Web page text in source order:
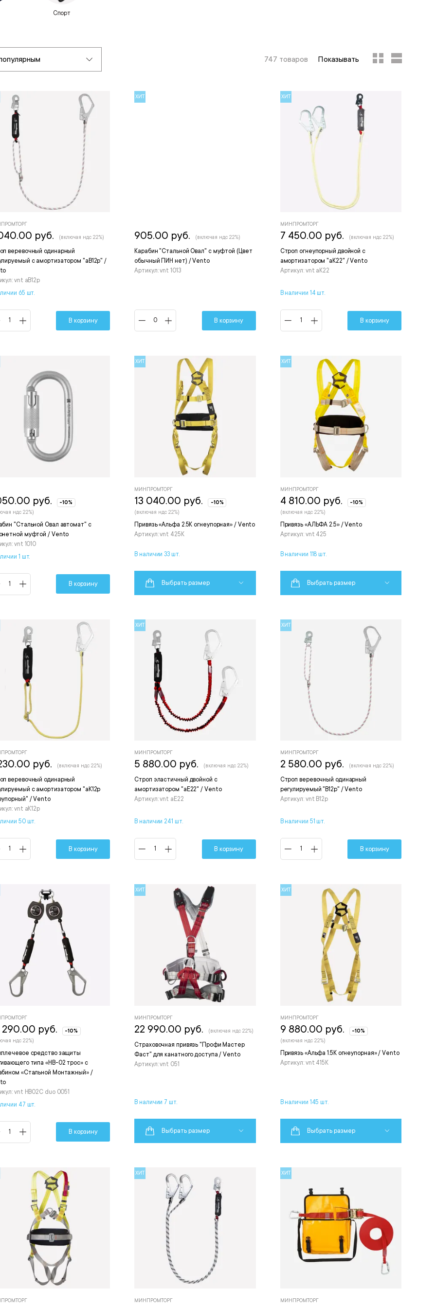
Спорт
747 товаров Показывать
веревочный одинарный
с амортизатором "аВ12р" /
vnt aB12p
руб. (включая ндс 22%)
65 шт.
В корзину
ХИТ
Карабин "Стальной Овал" с муфтой (Цвет
обычный ПИН нет) / Vento
Артикул: vnt 1013
905.00 руб. (включая ндс 22%)
В корзину
ХИТ
Строп огнеупорный двойной с
амортизатором "аК22" / Vento
Артикул: vnt aК22
МИНПРОМТОРГ
7 450.00 руб. (включая ндс 22%)
В наличии 14 шт.
В корзину
"Стальной Овал автомат" с
муфтой / Vento
vnt 1010
руб.
-10%
ндс 22%)
1 шт.
В корзину
ХИТ
Привязь «Альфа 2.5К огнеупорная» / Vento
Артикул: vnt 425К
МИНПРОМТОРГ
13 040.00 руб.
-10%
(включая ндс 22%)
В наличии 33 шт.
Выбрать размер
ХИТ
Привязь «АЛЬФА 2.5» / Vento
Артикул: vnt 425
МИНПРОМТОРГ
4 810.00 руб.
-10%
(включая ндс 22%)
В наличии 118 шт.
Выбрать размер
веревочный одинарный
с амортизатором "аК12р
/ Vento
vnt aK12p
руб. (включая ндс 22%)
50 шт.
В корзину
ХИТ
Строп эластичный двойной с
амортизатором "аЕ22" / Vento
Артикул: vnt aE22
МИНПРОМТОРГ
5 880.00 руб. (включая ндс 22%)
В наличии 241 шт.
В корзину
ХИТ
Строп веревочный одинарный
регулируемый "В12р" / Vento
Артикул: vnt B12p
МИНПРОМТОРГ
2 580.00 руб. (включая ндс 22%)
В наличии 51 шт.
В корзину
средство защиты
типа «НВ-02 трос» с
«Стальной Монтажный» /
vnt HB02C duo 0051
290.00 руб.
-10%
ндс 22%)
47 шт.
В корзину
ХИТ
Страховочная привязь "Профи Мастер
Фаст" для канатного доступа / Vento
Артикул: vnt 051
МИНПРОМТОРГ
22 990.00 руб. (включая ндс 22%)
В наличии 7 шт.
Выбрать размер
ХИТ
Привязь «Альфа 1.5К огнеупорная» / Vento
Артикул: vnt 415K
МИНПРОМТОРГ
9 880.00 руб.
-10%
(включая ндс 22%)
В наличии 145 шт.
Выбрать размер
ХИТ
МИНПРОМТОРГ
ХИТ
МИНПРОМТОРГ